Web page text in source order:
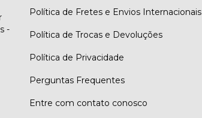
-
Política de Fretes e Envios Internacionais
Política de Trocas e Devoluções
Política de Privacidade
Perguntas Frequentes
Entre com contato conosco